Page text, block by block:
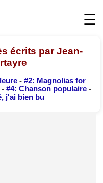
☰
écrits par Jean-
- #2: Magnolias for
- #4: Chanson populaire -
j'ai bien bu